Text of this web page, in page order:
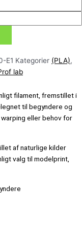
E1 Kategorier (PLA),
lab
filament, fremstillet i
til begyndere og
eller behov for
af naturlige kilder
valg til modelprint,